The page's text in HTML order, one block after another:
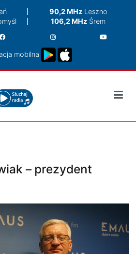
90,2 MHzLeszno
106,2 MHz Śrem
mobilna
– prezydent